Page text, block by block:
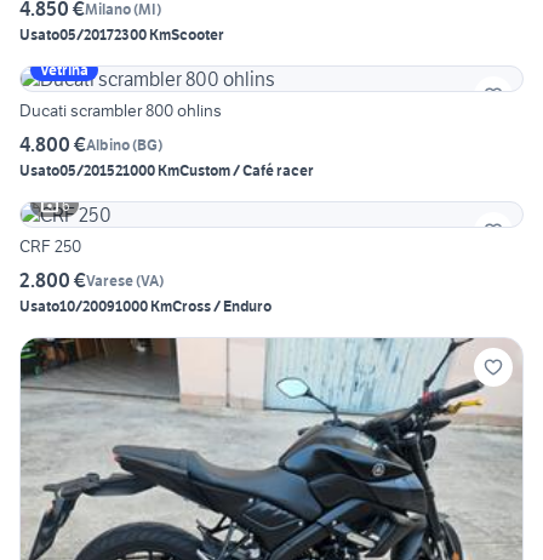
4.850 €Milano(MI)
Usato05/20172300 KmScooter
Vetrina
Ducati scrambler 800 ohlins
4.800 €Albino(BG)
Usato05/201521000 KmCustom / Café racer
6
CRF 250
2.800 €Varese(VA)
Usato10/20091000 KmCross / Enduro